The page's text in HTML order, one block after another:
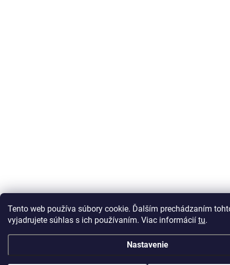
Tento web používa súbory cookie. Ďalším prechádzaním
vyjadrujete súhlas s ich používaním. Viac informácií tu.
Nastavenie